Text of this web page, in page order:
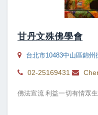
甘丹文殊佛學會
台北市10483中山區錦州
02-25169431
佛法宣流 利益一切有情眾生